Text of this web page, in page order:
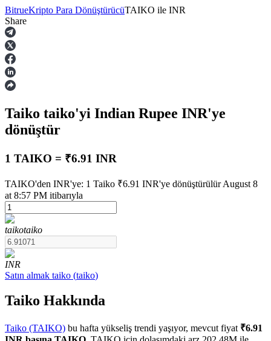
Vadeli İşlemler
USDT Vadeli İşlemleri
Teminat olarak USDT kullanan vadeli işlemler
COIN-M Vadeli İşlemleri
BitrueKripto Para DönüştürücüTAIKO ile INR
Share
Taiko taiko'yi Indian Rupee INR'ye
dönüştür
1 TAIKO = ₹6.91 INR
TAIKO'den INR'ye: 1 Taiko ₹6.91 INR'ye dönüştürülür August 8
at 8:57 PM itibarıyla
taikotaiko
INR
Satın almak taiko (taiko)
Taiko Hakkında
Taiko (TAIKO) bu hafta yükseliş trendi yaşıyor, mevcut fiyat ₹6.91